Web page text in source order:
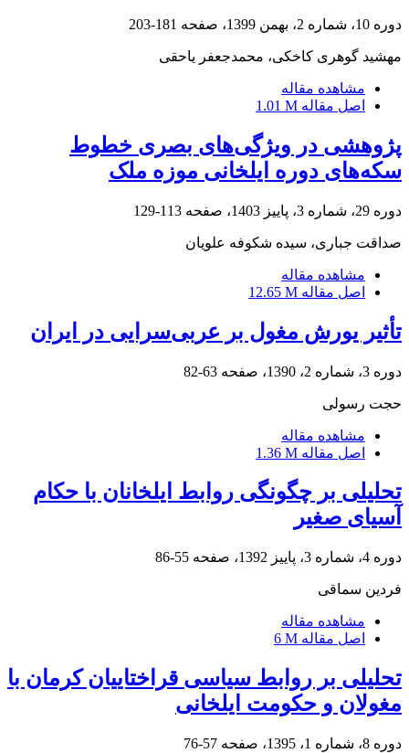
دوره 10، شماره 2، بهمن 1399، صفحه 181-203
مهشید گوهری کاخکی، محمدجعفر یاحقی
مشاهده مقاله
اصل مقاله 1.01 M
پژوهشی در ویژگی‌های بصری خطوط
سکه‌های دوره ایلخانی موزه ملک
دوره 29، شماره 3، پاییز 1403، صفحه 113-129
صداقت جباری، سیده شکوفه علویان
مشاهده مقاله
اصل مقاله 12.65 M
تأثیر یورش مغول بر عربی‌سرایی در ایران
دوره 3، شماره 2، 1390، صفحه 63-82
حجت رسولی
مشاهده مقاله
اصل مقاله 1.36 M
تحلیلی بر چگونگی روابط ایلخانان با حکام
آسیای صغیر
دوره 4، شماره 3، پاییز 1392، صفحه 55-86
فردین سماقی
مشاهده مقاله
اصل مقاله 6 M
تحلیلی بر روابط سیاسی قراختاییان کرمان با
مغولان و حکومت ایلخانی
دوره 8، شماره 1، 1395، صفحه 57-76